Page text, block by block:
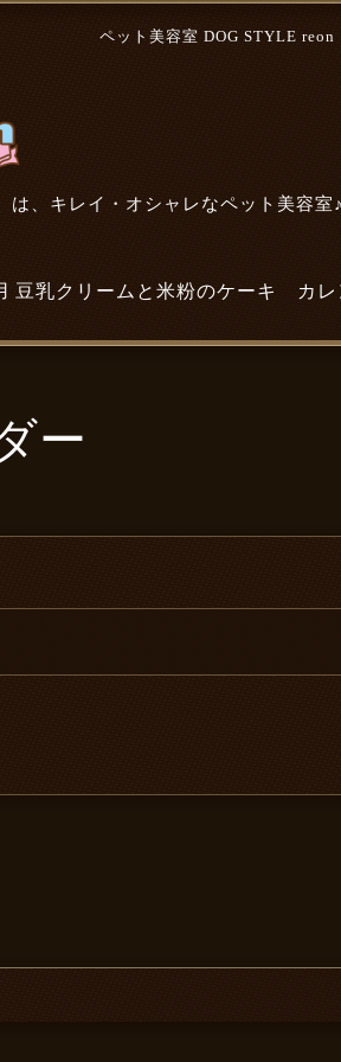
ペット美容室 DOG STYLE reon
、キレイ・オシャレなペット美容室♪
豆乳クリームと米粉のケーキ カ
ー